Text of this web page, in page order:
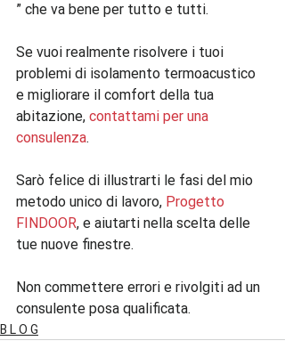
” che va bene per tutto e tutti.
Se vuoi realmente risolvere i tuoi
problemi di isolamento termoacustico
e migliorare il comfort della tua
abitazione, contattami per una
consulenza.
Sarò felice di illustrarti le fasi del mio
metodo unico di lavoro, Progetto
FINDOOR, e aiutarti nella scelta delle
tue nuove finestre.
Non commettere errori e rivolgiti ad un
consulente posa qualificata.
B L O G